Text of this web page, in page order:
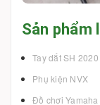
Sản phẩm
Tay dắt SH 2020
Phụ kiện NVX
Đồ chơi Yamaha